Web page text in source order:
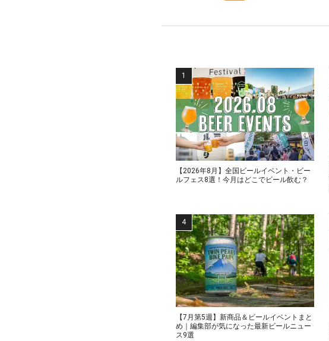
【2026年8月】全国ビールイベント・ビー
ルフェス8選！今月はどこでビール飲む？
【7月第5週】新商品＆ビールイベントまと
め｜編集部が気になった最新ビールニュー
ス9選